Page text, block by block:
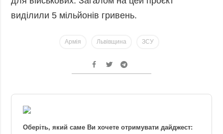
виділили 5 мільйонів гривень.
Армія Львівщина ЗСУ
Оберіть, який саме Ви хочете отримувати дайджест: